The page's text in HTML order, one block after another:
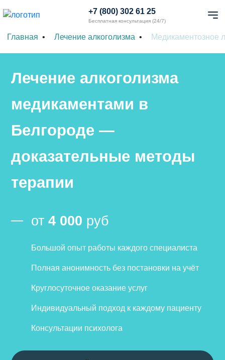
+7 (800) 302 61 25
Бесплатная консультация (24/7)
Главная Лечение алкоголизма Медикаментозное
Лечение алкоголизма
медикаментами в
Белгороде —
доказательные методы
терапии
от 4 000 руб
Большой опыт работы каждого специалиста
Полная анонимность без постановки на учёт
Круглосуточное оказание услуг
Индивидуальный подход к каждому пациенту
Консультации психолога